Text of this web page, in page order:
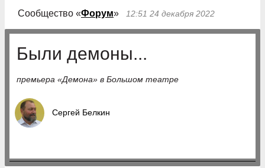
Сообщество «Форум» 12:51 24 декабря 2022
Были демоны...
премьера «Демона» в Большом театре
Сергей Белкин